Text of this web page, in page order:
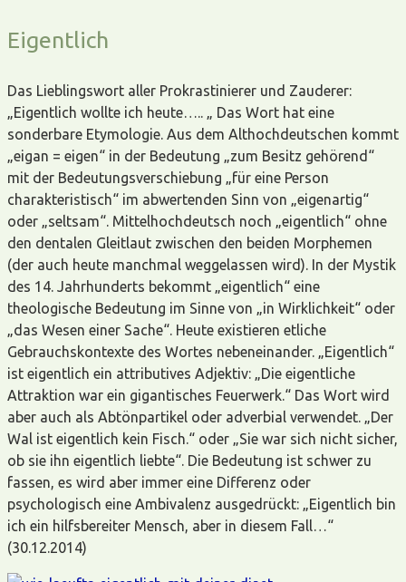
Eigentlich
Das Lieblingswort aller Prokrastinierer und Zauderer:
„Eigentlich wollte ich heute….. „ Das Wort hat eine
sonderbare Etymologie. Aus dem Althochdeutschen kommt
„eigan = eigen“ in der Bedeutung „zum Besitz gehörend“
mit der Bedeutungsverschiebung „für eine Person
charakteristisch“ im abwertenden Sinn von „eigenartig“
oder „seltsam“. Mittelhochdeutsch noch „eigentlich“ ohne
den dentalen Gleitlaut zwischen den beiden Morphemen
(der auch heute manchmal weggelassen wird). In der Mystik
des 14. Jahrhunderts bekommt „eigentlich“ eine
theologische Bedeutung im Sinne von „in Wirklichkeit“ oder
„das Wesen einer Sache“. Heute existieren etliche
Gebrauchskontexte des Wortes nebeneinander. „Eigentlich“
ist eigentlich ein attributives Adjektiv: „Die eigentliche
Attraktion war ein gigantisches Feuerwerk.“ Das Wort wird
aber auch als Abtönpartikel oder adverbial verwendet. „Der
Wal ist eigentlich kein Fisch.“ oder „Sie war sich nicht sicher,
ob sie ihn eigentlich liebte“. Die Bedeutung ist schwer zu
fassen, es wird aber immer eine Differenz oder
psychologisch eine Ambivalenz ausgedrückt: „Eigentlich bin
ich ein hilfsbereiter Mensch, aber in diesem Fall…“
(30.12.2014)